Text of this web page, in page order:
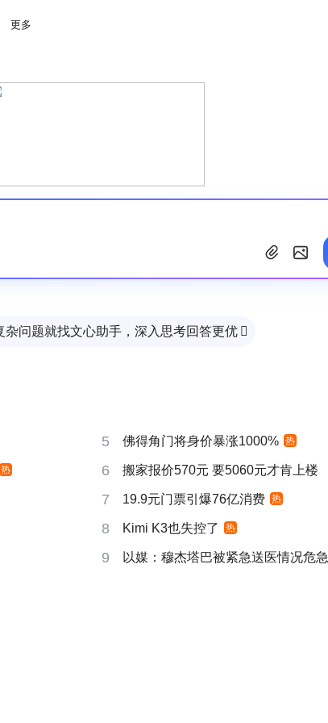
更多
杂问题就找文心助手，深入思考回答更优 
5 佛得角门将身价暴涨1000% 热
热 6 搬家报价570元 要5060元才肯上楼
7 19.9元门票引爆76亿消费 热
8 Kimi K3也失控了 热
9 以媒：穆杰塔巴被紧急送医情况危急